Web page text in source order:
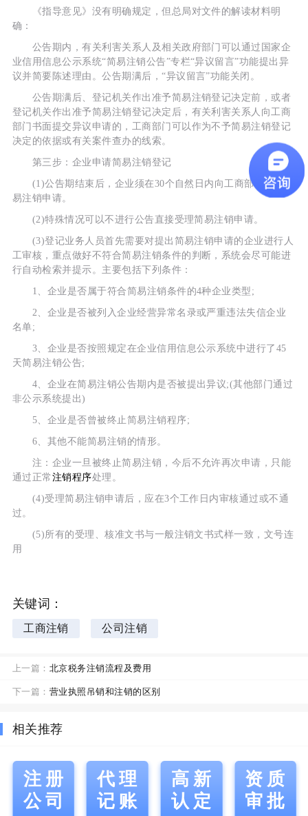
《指导意见》没有明确规定，但总局对文件的解读材料明
确：
公告期内，有关利害关系人及相关政府部门可以通过国家企
业信用信息公示系统“简易注销公告”专栏“异议留言”功能提出异
议并简要陈述理由。公告期满后，“异议留言”功能关闭。
公告期满后、登记机关作出准予简易注销登记决定前，或者
登记机关作出准予简易注销登记决定后，有关利害关系人向工商
部门书面提交异议申请的，工商部门可以作为不予简易注销登记
决定的依据或有关案件查办的线索。
第三步：企业申请简易注销登记
(1)公告期结束后，企业须在30个自然日内向工商部门提交简
易注销申请。
(2)特殊情况可以不进行公告直接受理简易注销申请。
(3)登记业务人员首先需要对提出简易注销申请的企业进行人
工审核，重点做好不符合简易注销条件的判断，系统会尽可能进
行自动检索并提示。主要包括下列条件：
1、企业是否属于符合简易注销条件的4种企业类型;
2、企业是否被列入企业经营异常名录或严重违法失信企业
名单;
3、企业是否按照规定在企业信用信息公示系统中进行了45
天简易注销公告;
4、企业在简易注销公告期内是否被提出异议;(其他部门通过
非公示系统提出)
5、企业是否曾被终止简易注销程序;
6、其他不能简易注销的情形。
注：企业一旦被终止简易注销，今后不允许再次申请，只能
通过正常 注销程序处理。
(4)受理简易注销申请后，应在3个工作日内审核通过或不通
过。
(5)所有的受理、核准文书与一般注销文书式样一致，文号连
用
关键词：
工商注销 公司注销
上一篇： 北京税务注销流程及费用
下一篇： 营业执照吊销和注销的区别
相关推荐
注册
公司
代理
记账
高新
认定
资质
审批